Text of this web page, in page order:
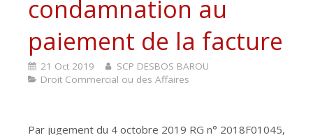
condamnation au
paiement de la facture
21 Oct 2019
SCP DESBOS BAROU
Droit Commercial ou des Affaires
Par jugement du 4 octobre 2019 RG n° 2018F01045,